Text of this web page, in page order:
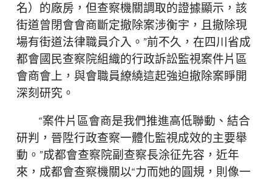
名）的廠房，但查察機關調取的證據顯示，該
街道曾閉會會商斷定撤除案涉衡宇，且撤除現
場有街道法律職員介入。”前不久，在四川省成
都會國民查察院組織的行政訴訟監視案件片區
會商會上，與會職員繚繞這起強迫撤除案睜開
深刻研究。
“案件片區會商是我們推進高低聯動、結合
研判，晉陞行政查察一體化監視成效的主要舉
動。”成都會查察院副查察長涂征先容，近年
來，成都會查察機關以“力而她的圓規，則像一